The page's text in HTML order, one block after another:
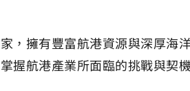
，擁有豐富航港資源與深厚
航港產業所面臨的挑戰與契